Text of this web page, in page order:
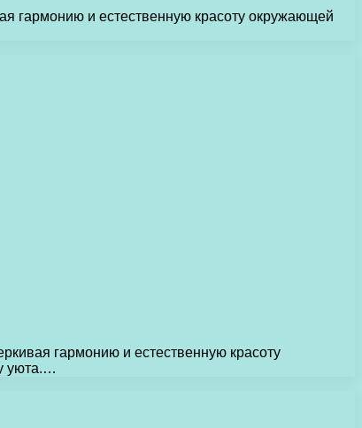
гармонию и естественную красоту окружающей
гармонию и естественную красоту
уюта.…